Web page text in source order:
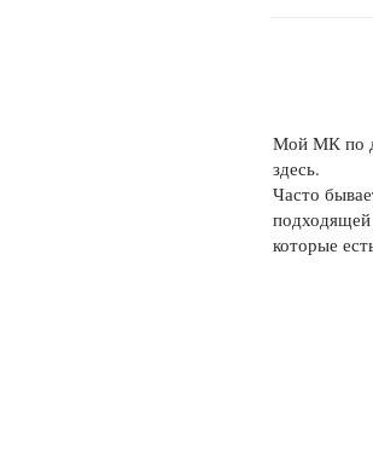
Мой МК по
здесь.
Часто
которые